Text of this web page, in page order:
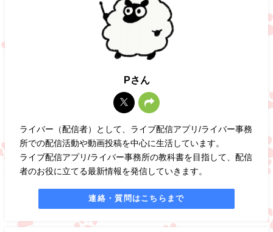
Pさん
ライバー（配信者）として、ライブ配信アプリ/ライバー事務
所での配信活動や動画投稿を中心に生活しています。
ライブ配信アプリ/ライバー事務所の教科書を目指して、配信
者のお役に立てる最新情報を発信していきます。
連絡・質問はこちらまで